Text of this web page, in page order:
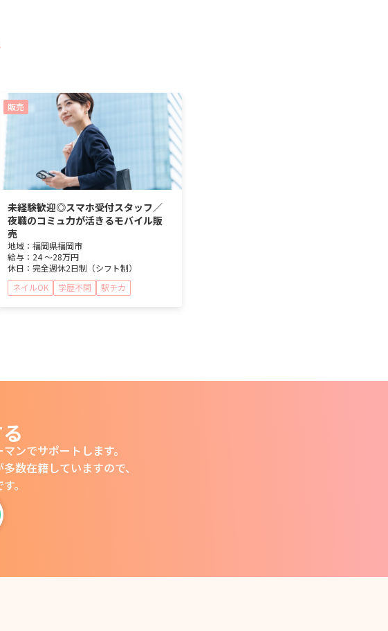
販売
未経験歓迎◎スマホ受付スタッフ／
夜職のコミュ力が活きるモバイル販
売
地域： 福岡県福岡市
給与： 24 ～28万円
休日： 完全週休2日制（シフト制）
ネイルOK
学歴不問 駅チカ
ンでサポートします。
数在籍していますので、
。